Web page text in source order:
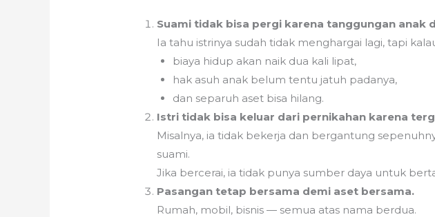
Suami tidak bisa pergi karena tanggungan anak
Ia tahu istrinya sudah tidak menghargai lagi, tapi
biaya hidup akan naik dua kali lipat,
hak asuh anak belum tentu jatuh padanya,
dan separuh aset bisa hilang.
Istri tidak bisa keluar dari pernikahan karena
Misalnya, ia tidak bekerja dan bergantung
suami.
Jika bercerai, ia tidak punya sumber daya untuk
Pasangan tetap bersama demi aset bersama.
Rumah, mobil, bisnis — semua atas nama berdua.